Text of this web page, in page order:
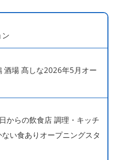
酒場 髙しな2026年5月オー
からの飲食店 調理・キッチ
い食ありオープニングスタ